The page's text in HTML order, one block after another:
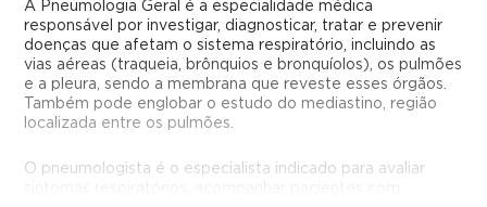
A Pneumologia Geral é a especialidade médica
responsável por investigar, diagnosticar, tratar e prevenir
doenças que afetam o sistema respiratório, incluindo as
vias aéreas (traqueia, brônquios e bronquíolos), os pulmões
e a pleura, sendo a membrana que reveste esses órgãos.
Também pode englobar o estudo do mediastino, região
localizada entre os pulmões.
O pneumologista é o especialista indicado para avaliar